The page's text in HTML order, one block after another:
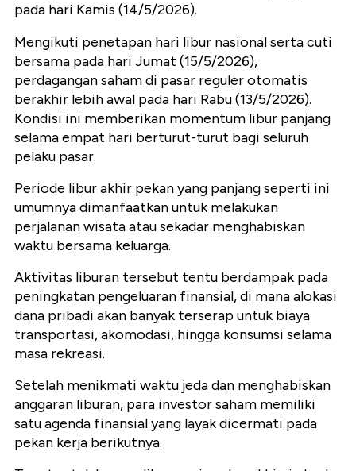
pada hari Kamis (14/5/2026).
Mengikuti penetapan hari libur nasional serta cuti
bersama pada hari Jumat (15/5/2026),
perdagangan saham di pasar reguler otomatis
berakhir lebih awal pada hari Rabu (13/5/2026).
Kondisi ini memberikan momentum libur panjang
selama empat hari berturut-turut bagi seluruh
pelaku pasar.
Periode libur akhir pekan yang panjang seperti ini
umumnya dimanfaatkan untuk melakukan
perjalanan wisata atau sekadar menghabiskan
waktu bersama keluarga.
Aktivitas liburan tersebut tentu berdampak pada
peningkatan pengeluaran finansial, di mana alokasi
dana pribadi akan banyak terserap untuk biaya
transportasi, akomodasi, hingga konsumsi selama
masa rekreasi.
Setelah menikmati waktu jeda dan menghabiskan
anggaran liburan, para investor saham memiliki
satu agenda finansial yang layak dicermati pada
pekan kerja berikutnya.